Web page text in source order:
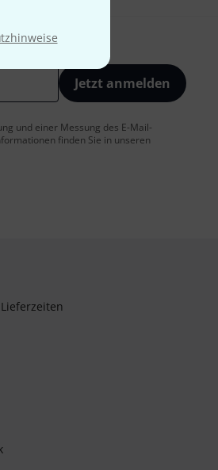
Jetzt anmelden
und einer Messung des E-Mail-
finden Sie in unseren